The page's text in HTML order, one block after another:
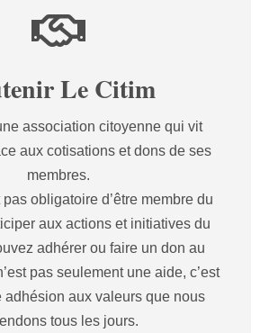
Le Citim
association citoyenne qui vit
aux cotisations et dons de ses
membres.
pas obligatoire d’être membre du
aux actions et initiatives du
adhérer ou faire un don au
pas seulement une aide, c’est
adhésion aux valeurs que nous
tous les jours.